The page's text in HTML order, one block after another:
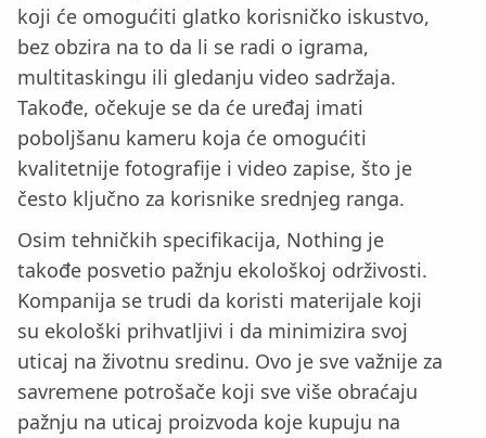
koji će omogućiti glatko korisničko iskustvo,
bez obzira na to da li se radi o igrama,
multitaskingu ili gledanju video sadržaja.
Takođe, očekuje se da će uređaj imati
poboljšanu kameru koja će omogućiti
kvalitetnije fotografije i video zapise, što je
često ključno za korisnike srednjeg ranga.
Osim tehničkih specifikacija, Nothing je
takođe posvetio pažnju ekološkoj održivosti.
Kompanija se trudi da koristi materijale koji
su ekološki prihvatljivi i da minimizira svoj
uticaj na životnu sredinu. Ovo je sve važnije za
savremene potrošače koji sve više obraćaju
pažnju na uticaj proizvoda koje kupuju na